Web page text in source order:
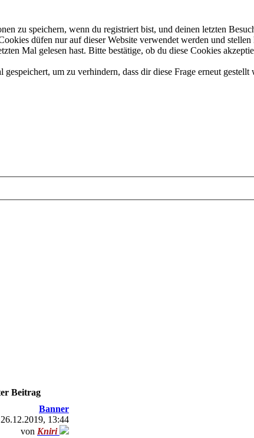
zu speichern, wenn du registriert bist, und deinen letzten
düfen nur auf dieser Website verwendet werden und
Mal gelesen hast. Bitte bestätige, ob du diese Cookies
um zu verhindern, dass dir diese Frage erneut
Beitrag
Banner
26.12.2019, 13:44
von Kniri